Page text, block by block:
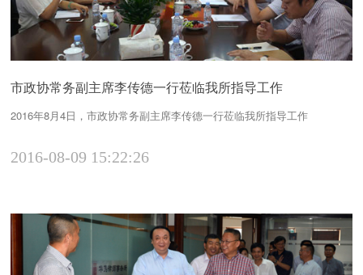
市政协常务副主席李传德一行莅临我所指导工作
2016年8月4日，市政协常务副主席李传德一行莅临我所指导工作
2016-08-09 15:22:26